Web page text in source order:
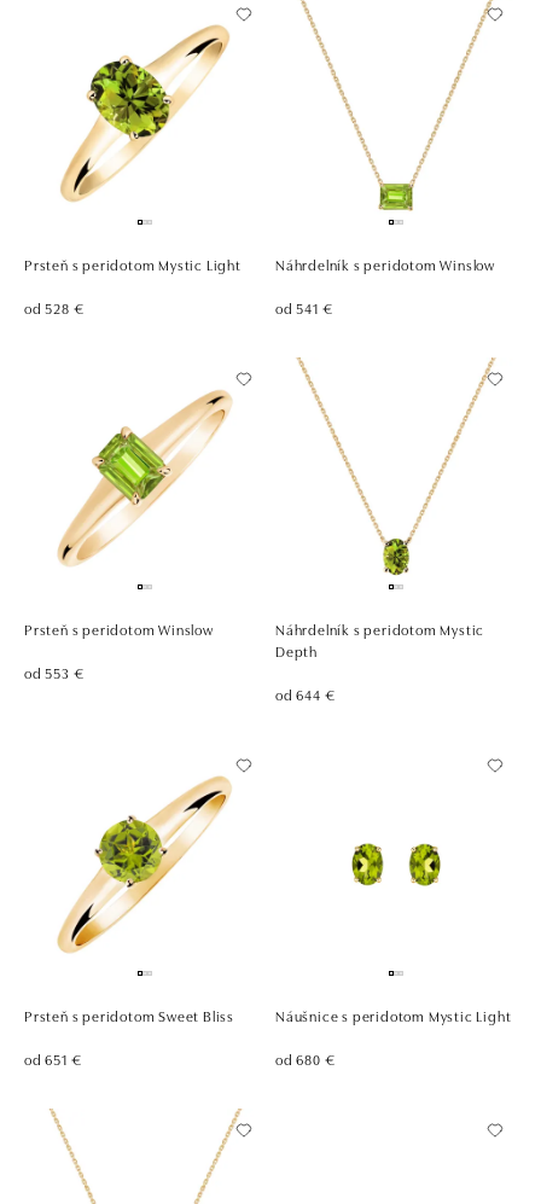
Prsteň s peridotom Mystic Light
od 528 €
Náhrdelník s peridotom Winslow
od 541 €
Prsteň s peridotom Winslow
od 553 €
Náhrdelník s peridotom Mystic
Depth
od 644 €
Prsteň s peridotom Sweet Bliss
od 651 €
Náušnice s peridotom Mystic Light
od 680 €